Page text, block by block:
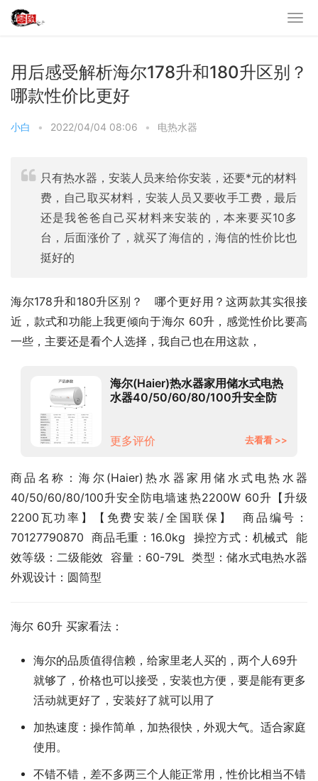
用后感受解析海尔178升和180升区别？
哪款性价比更好
小白 • 2022/04/04 08:06 • 电热水器
只有热水器，安装人员来给你安装，还要*元的材料
费，自己取买材料，安装人员又要收手工费，最后
还是我爸爸自己买材料来安装的，本来要买10多
台，后面涨价了，就买了海信的，海信的性价比也
挺好的
海尔178升和180升区别？   哪个更好用？这两款其实很接
近，款式和功能上我更倾向于海尔 60升，感觉性价比要高
一些，主要还是看个人选择，我自己也在用这款，
海尔(Haier)热水器家用储水式电热
水器40/50/60/80/100升安全防
保】
更多评价 去看看 >>
商品名称：海尔(Haier)热水器家用储水式电热水器
40/50/60/80/100升安全防电墙速热2200W 60升【升级
2200瓦功率】【免费安装/全国联保】  商品编号：
70127790870  商品毛重：16.0kg  操控方式：机械式  能
效等级：二级能效  容量：60-79L  类型：储水式电热水器
外观设计：圆筒型
海尔 60升 买家看法：
海尔的品质值得信赖，给家里老人买的，两个人69升
就够了，价格也可以接受，安装也方便，要是能有更多
活动就更好了，安装好了就可以用了
加热速度：操作简单，加热很快，外观大气。适合家庭
使用。
不错不错，差不多两三个人能正常用，性价比相当不错